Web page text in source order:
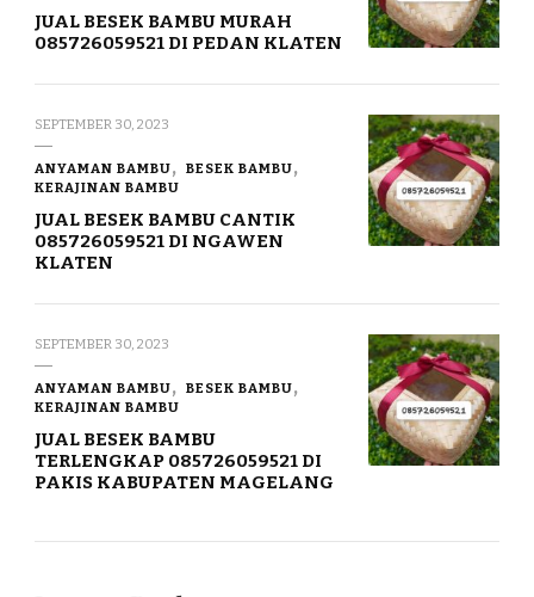
JUAL BESEK BAMBU MURAH
085726059521 DI PEDAN KLATEN
SEPTEMBER 30, 2023
ANYAMAN BAMBU
BESEK BAMBU
KERAJINAN BAMBU
JUAL BESEK BAMBU CANTIK
085726059521 DI NGAWEN
KLATEN
SEPTEMBER 30, 2023
ANYAMAN BAMBU
BESEK BAMBU
KERAJINAN BAMBU
JUAL BESEK BAMBU
TERLENGKAP 085726059521 DI
PAKIS KABUPATEN MAGELANG